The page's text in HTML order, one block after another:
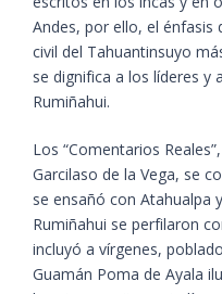
Andes, por ello, el énfasis
civil del Tahuantinsuyo
se dignifica a los líderes y
Rumiñahui.
Los “Comentarios
Garcilaso de la Vega, se
se ensañó con Atahualpa
Rumiñahui se perfilaron
incluyó a vírgenes,
Guamán Poma de Ayala